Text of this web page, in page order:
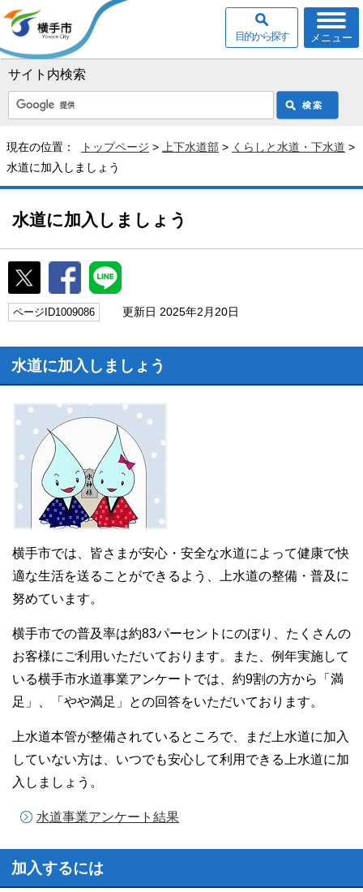
サイト内検索
メニュー
目的から探す
現在の位置： トップページ > 上下水道部 > くらしと水道・下水道 >
水道に加入しましょう
水道に加入しましょう
ページID1009086 更新日 2025年2月20日
水道に加入しましょう
横手市では、皆さまが安心・安全な水道によって健康で快
適な生活を送ることができるよう、上水道の整備・普及に
努めています。
横手市での普及率は約83パーセントにのぼり、たくさんの
お客様にご利用いただいております。また、例年実施して
いる横手市水道事業アンケートでは、約9割の方から「満
足」、「やや満足」との回答をいただいております。
上水道本管が整備されているところで、まだ上水道に加入
していない方は、いつでも安心して利用できる上水道に加
入しましょう。
水道事業アンケート結果
加入するには